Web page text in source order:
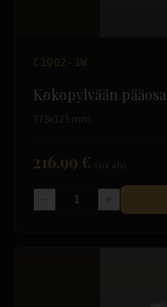
C1002-1W
Kokopylvään pääosa
375x125 mm
216.99 €